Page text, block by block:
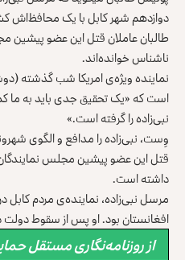
دوازدهم شهر کابل با یک
طالبان عاملان قتل این عضو پیشین
ناشناس خوانده‌اند.
است که «یک تحقیق جدی باید به ما
نبی‌زاده را گرفته است.»
وِست، نبی‌زاده را مدافع و الگوی
قتل این عضو پیشین مجلس
داشته است.
مرسل‌ نبی‌زاده، نماینده‌ی مردم
افغانستان بود. او پس از سقوط دولت
از روزنامه‌نگاری مستقل